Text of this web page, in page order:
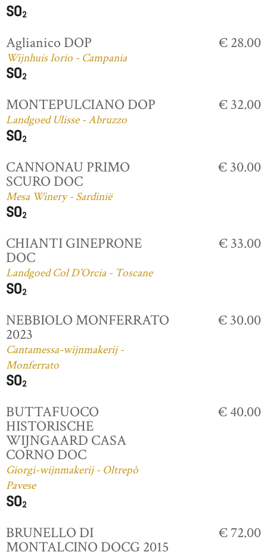
Aglianico DOP
Wijnhuis Iorio - Campania
€ 28.00
MONTEPULCIANO DOP
Landgoed Ulisse - Abruzzo
€ 32.00
CANNONAU PRIMO
SCURO DOC
Mesa Winery - Sardinië
€ 30.00
CHIANTI GINEPRONE
DOC
Landgoed Col D'Orcia - Toscane
€ 33.00
NEBBIOLO MONFERRATO
2023
Cantamessa-wijnmakerij -
Monferrato
€ 30.00
BUTTAFUOCO
HISTORISCHE
WIJNGAARD CASA
CORNO DOC
Giorgi-wijnmakerij - Oltrepò
Pavese
€ 40.00
BRUNELLO DI
MONTALCINO DOCG 2015
€ 72.00